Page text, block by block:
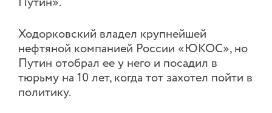
Путин».
Ходорковский владел крупнейшей
нефтяной компанией России «ЮКОС», но
Путин отобрал ее у него и посадил в
тюрьму на 10 лет, когда тот захотел пойти в
политику.